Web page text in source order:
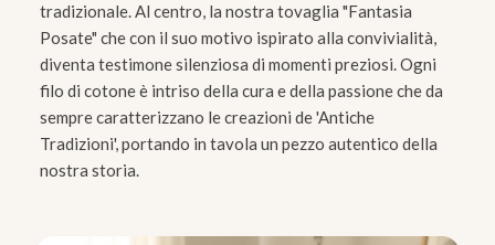
tradizionale. Al centro, la nostra tovaglia "Fantasia
Posate" che con il suo motivo ispirato alla convivialità,
diventa testimone silenziosa di momenti preziosi. Ogni
filo di cotone è intriso della cura e della passione che da
sempre caratterizzano le creazioni de 'Antiche
Tradizioni', portando in tavola un pezzo autentico della
nostra storia.